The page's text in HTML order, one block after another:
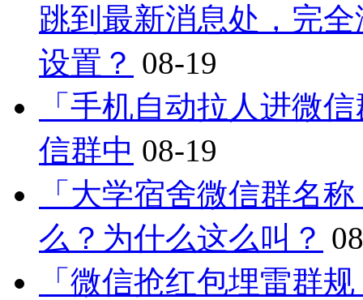
跳到最新消息处，完
设置？ 08-19
「手机自动拉人进微
信群中 08-19
「大学宿舍微信群名
么？为什么这么叫？
「微信抢红包埋雷群